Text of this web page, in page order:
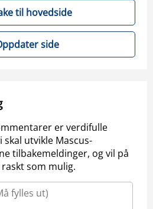
til hovedside
side
er verdifulle
utvikle Mascus-
tilbakemeldinger, og vil på
som mulig.